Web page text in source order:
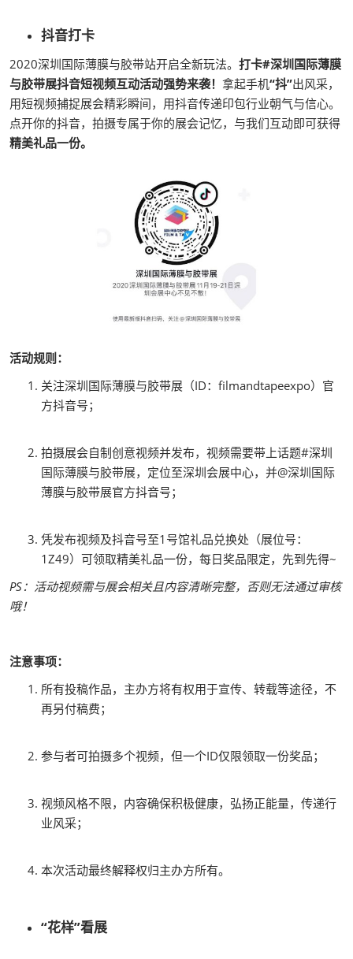
抖音打卡
2020深圳国际薄膜与胶带站开启全新玩法。 打卡#深圳国际薄膜
与胶带展抖音短视频互动活动强势来袭！ 拿起手机“抖”出风采，
用短视频捕捉展会精彩瞬间，用抖音传递印包行业朝气与信心。
点开你的抖音，拍摄专属于你的展会记忆，与我们互动即可获得
精美礼品一份。
活动规则：
关注深圳国际薄膜与胶带展（ID：filmandtapeexpo）官
方抖音号；
拍摄展会自制创意视频并发布，视频需要带上话题#深圳
国际薄膜与胶带展，定位至深圳会展中心，并@深圳国际
薄膜与胶带展官方抖音号；
凭发布视频及抖音号至1号馆礼品兑换处（展位号：
1Z49）可领取精美礼品一份，每日奖品限定，先到先得~
PS：活动视频需与展会相关且内容清晰完整，否则无法通过审核
哦！
注意事项：
所有投稿作品，主办方将有权用于宣传、转载等途径，不
再另付稿费；
参与者可拍摄多个视频，但一个ID仅限领取一份奖品；
视频风格不限，内容确保积极健康，弘扬正能量，传递行
业风采；
本次活动最终解释权归主办方所有。
“花样”看展